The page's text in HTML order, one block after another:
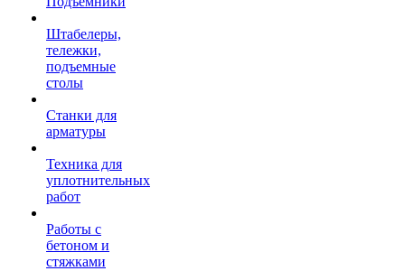
Штабелеры,
тележки,
подъемные
столы
Станки для
арматуры
Техника для
уплотнительных
работ
Работы с
бетоном и
стяжками